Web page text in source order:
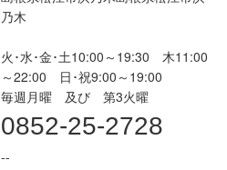
乃木
火･水･金･土10:00～19:30 木11:00
～22:00 日･祝9:00～19:00
毎週月曜 及び 第3火曜
0852-25-2728
--